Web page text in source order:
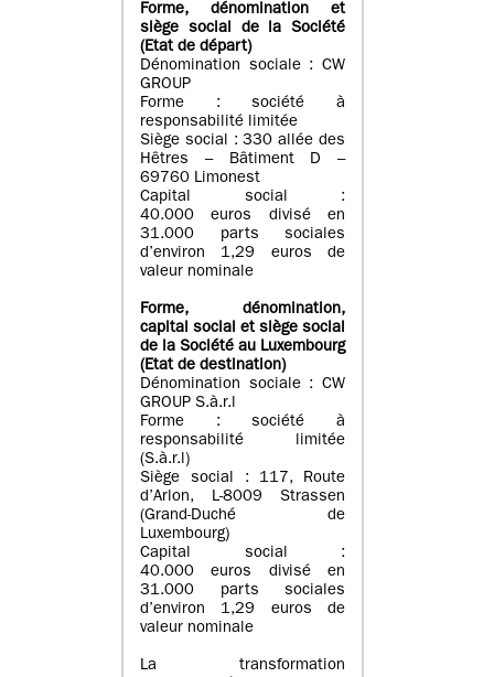
Forme, dénomination et
siège social de la Société
(Etatde départ)
Dénomination sociale : CW
GROUP
Forme : société à
responsabilité limitée
Siège social : 330 allée des
Hêtres – Bâtiment D –
69760 Limonest
Capital social :
40.000 euros divisé en
31.000 parts sociales
d’environ 1,29 euros de
valeur nominale
Forme, dénomination,
capital social et siège social
de la Société au Luxembourg
(Etat de destination)
Dénomination sociale : CW
GROUP S.à.r.l
Forme : société à
responsabilité limitée
(S.à.r.l)
Siège social : 117, Route
d’Arlon, L-8009 Strassen
(Grand-Duché de
Luxembourg)
Capital social :
40.000 euros divisé en
31.000 parts sociales
d’environ 1,29 euros de
valeur nominale
La transformation